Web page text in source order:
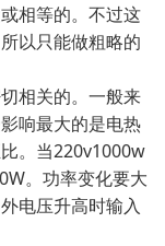
相等的。不过这
以只能做粗略的
相关的。一般来
响最大的是电热
。当220v1000w
。功率变化要大
电压升高时输入